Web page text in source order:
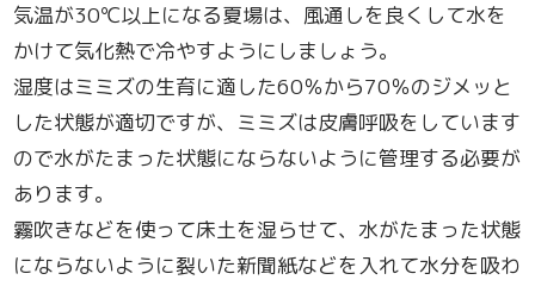
気温が30℃以上になる夏場は、風通しを良くして水を
かけて気化熱で冷やすようにしましょう。
湿度はミミズの生育に適した60％から70％のジメッと
した状態が適切ですが、ミミズは皮膚呼吸をしています
ので水がたまった状態にならないように管理する必要が
あります。
霧吹きなどを使って床土を湿らせて、水がたまった状態
にならないように裂いた新聞紙などを入れて水分を吸わ